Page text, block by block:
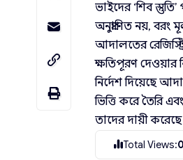
ভাইদের ‘শিব
অনুপ্রাণিত নয়,
আদালতের
ক্ষতিপূরণ দেওয়ার
নির্দেশ দিয়েছে
ভিত্তি করে তৈরি
তাদের দায়ী
Total Views:0